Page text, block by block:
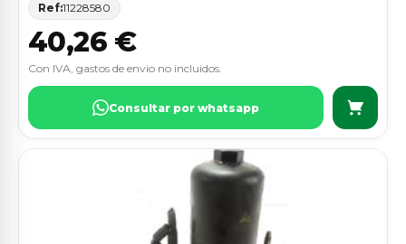
Ref:11228580
40,26 €
Con IVA, gastos de envio no incluidos.
Consultar por whatsapp